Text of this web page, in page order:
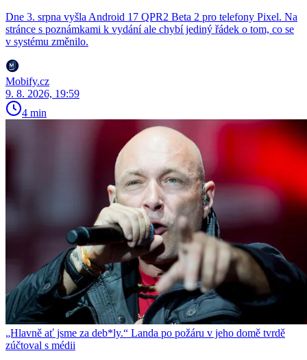
Dne 3. srpna vyšla Android 17 QPR2 Beta 2 pro telefony Pixel. Na
stránce s poznámkami k vydání ale chybí jediný řádek o tom, co se
v systému změnilo.
Mobify.cz
9. 8. 2026, 19:59
4 min
„Hlavně ať jsme za deb*ly.“ Landa po požáru v jeho domě tvrdě
zúčtoval s médii